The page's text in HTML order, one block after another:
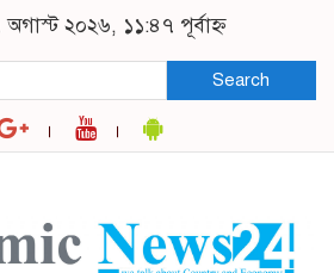
২০২৬, ১১:৪৭ পূর্বাহ্ন
Search